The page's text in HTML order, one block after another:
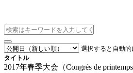
選択すると自動的
タイトル
2017年春季大会（Congrès de